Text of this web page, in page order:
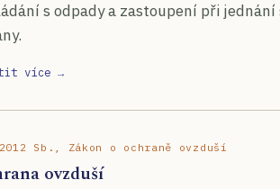
s odpady a zastoupení při
více →
Sb., Zákon o ochraně ovzduší
ovzduší